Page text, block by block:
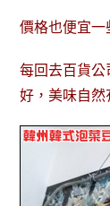
價格也便宜一
每回去百貨
好，美味自然